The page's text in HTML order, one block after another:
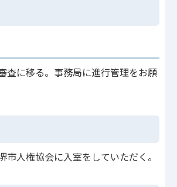
査に移る。事務局に進行管理をお願
人権協会に入室をしていただく。